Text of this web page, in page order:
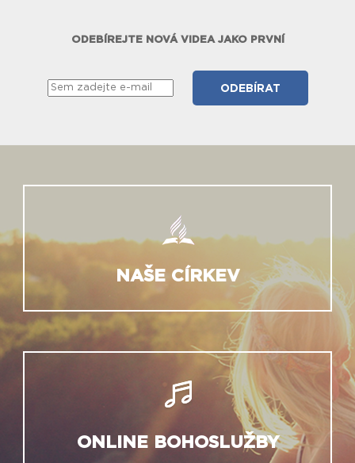
ODEBÍREJTE NOVÁ VIDEA JAKO PRVNÍ
NAŠE CÍRKEV
ONLINE BOHOSLUŽBY